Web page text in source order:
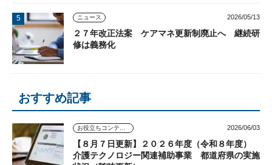
ニュース 2026/05/13
２７年改正法案 ケアマネ更新制廃止へ 継続研
修は義務化
おすすめ記事
2026/06/03
【８月７日更新】２０２６年度（令和８年度）
介護テクノロジー関連補助事業 都道府県の実施